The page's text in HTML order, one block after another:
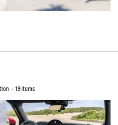
· 19 Items